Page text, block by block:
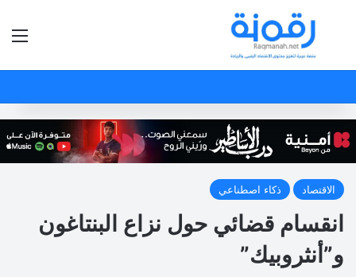
بحث عن
الاقتصاد ذكاء اصطناعي
انقسام قضائي حول نزاع البنتاغون
و”أنثروبيك”